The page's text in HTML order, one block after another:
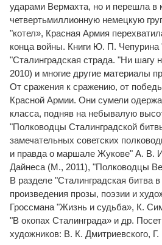
ударами Вермахта, но и перешла в
четвертьмиллионную немецкую
"котел», Красная Армия
конца войны. Книги Ю. П.
"Сталинградская страда. "Ни шагу
2010) и многие другие материалы
От сражения к сражению, от
Красной Армии. Они сумели
класса, подняв на небывалую
"Полководцы Сталинградской
замечательных советских
и правда о маршале Жукове" А. В.
Дайнеса (М., 2011), "Полководцы
В разделе "Сталинградская битва
произведения прозы, поэзии и
Гроссмана "Жизнь и судьба», К.
"В окопах Сталинграда» и др.
художников: В. К. Дмитриевского,